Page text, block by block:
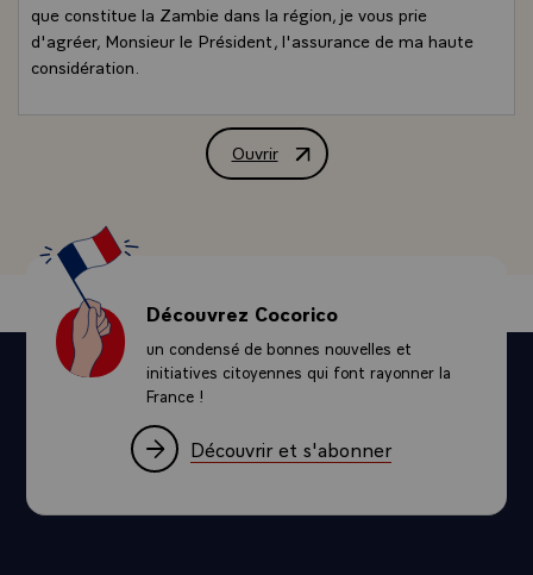
que constitue la Zambie dans la région, je vous prie
d'agréer, Monsieur le Président, l'assurance de ma haute
considération.
Ouvrir
Lettre de félicitations de M. Nicolas
Découvrez Cocorico
un condensé de bonnes nouvelles et
initiatives citoyennes qui font rayonner la
France !
Découvrir et s'abonner